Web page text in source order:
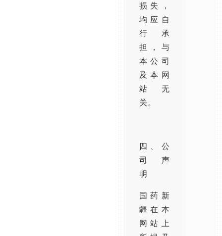
损失，
均应自
行承
担，与
本公司
及本网
站无
关。
四、公
司声
明
国药新
疆在本
网站上